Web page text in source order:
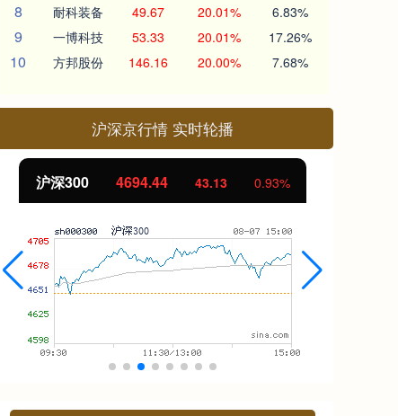
8 耐科装备 49.67 20.01% 6.83%
9 一博科技 53.33 20.01% 17.26%
10 方邦股份 146.16 20.00% 7.68%
沪深京行情 实时轮播
北证50 1134.24 11.37 1.01%